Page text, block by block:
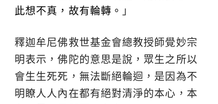
此想不真，故有輪轉。 」
釋迦牟尼佛救世基金會總教授師覺妙宗
明表示，佛陀的意思是說，眾生之所以
會生生死死，無法斷絕輪迴，是因為不
明瞭人人內在都有絕對清淨的本心，本